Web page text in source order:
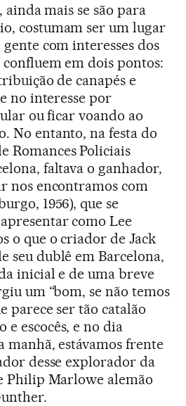
mais se são para
costumam ser um lugar
com interesses dos
em dois pontos:
de canapés e
no interesse por
ou ficar voando ao
No entanto, na festa do
Romances Policiais
faltava o ganhador,
nos encontramos com
1956), que se
como Lee
o que o criador de Jack
seu dublê em Barcelona,
inicial e de uma breve
um “bom, se não temos
parece ser tão catalão
escocês, e no dia
manhã, estávamos frente
desse explorador da
Philip Marlowe alemão